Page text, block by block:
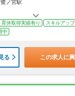
ノ宮駅
育休取得実績有り スキルアップ
中
る この求人に